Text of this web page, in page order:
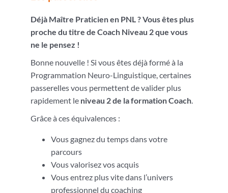
Déjà Maître Praticien en PNL ? Vous êtes plus
proche du titre de Coach Niveau 2 que vous
ne le pensez !
Bonne nouvelle ! Si vous êtes déjà formé à la
Programmation Neuro-Linguistique, certaines
passerelles vous permettent de valider plus
rapidement le niveau 2 de la formation Coach.
Grâce à ces équivalences :
Vous gagnez du temps dans votre
parcours
Vous valorisez vos acquis
Vous entrez plus vite dans l’univers
professionnel du coaching